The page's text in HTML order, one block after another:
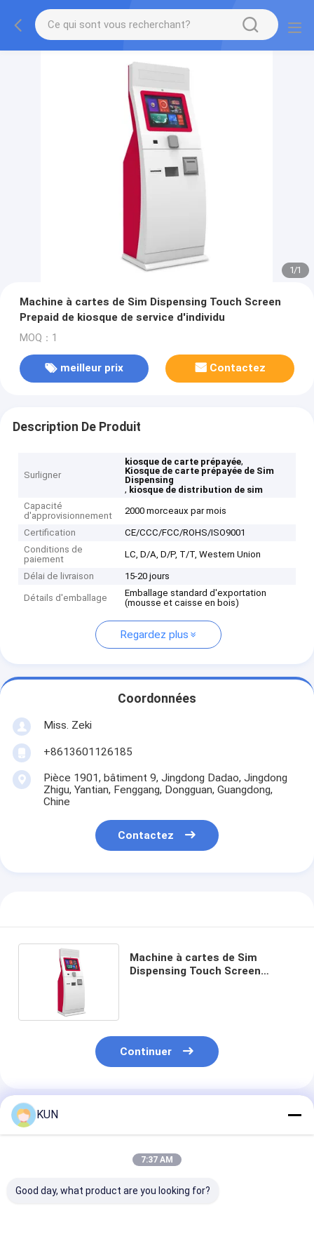
1/1
Machine à cartes de Sim Dispensing Touch Screen
Prepaid de kiosque de service d'individu
MOQ：1
meilleur prix Contactez
Description De Produit
Surligner
kiosque de carte prépayée,
Kiosque de carte prépayée de Sim
Dispensing
, kiosque de distribution de sim
Capacité
d'approvisionnement
2000 morceaux par mois
Certification
CE/CCC/FCC/ROHS/ISO9001
Conditions de
paiement
LC, D/A, D/P, T/T, Western Union
Délai de livraison 15-20 jours
Détails d'emballage
Emballage standard d'exportation
(mousse et caisse en bois)
Regardez plus
Coordonnées
Miss. Zeki
+8613601126185
Pièce 1901, bâtiment 9, Jingdong Dadao, Jingdong
Zhigu, Yantian, Fenggang, Dongguan, Guangdong,
Chine
Contactez
Machine à cartes de Sim
Dispensing Touch Screen
Continuer
Produits Recommandés
KUN
7:37 AM
Good day, what product are you looking for?